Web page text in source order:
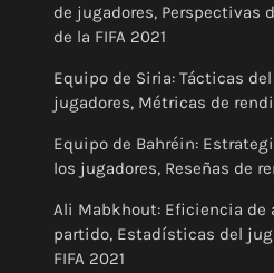
de jugadores, Perspectivas
de la FIFA 2021
Equipo de Siria: Tácticas
jugadores, Métricas de
Equipo de Bahréin:
los jugadores, Reseñas de
Ali Mabkhout: Eficiencia de
partido, Estadísticas del
FIFA 2021